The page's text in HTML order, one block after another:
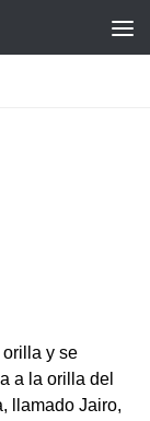
y se
a la orilla del
llamado Jairo,